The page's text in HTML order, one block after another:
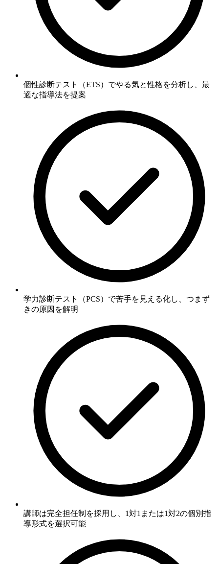
個性診断テスト（ETS）でやる気と性格を分析し、 最
適な指導法を提案
学力診断テスト（PCS）で苦手を見える化し、つまず
きの原因を解明
講師は完全担任制を採用し、1対1または1対2の個別指
導形式を選択可能